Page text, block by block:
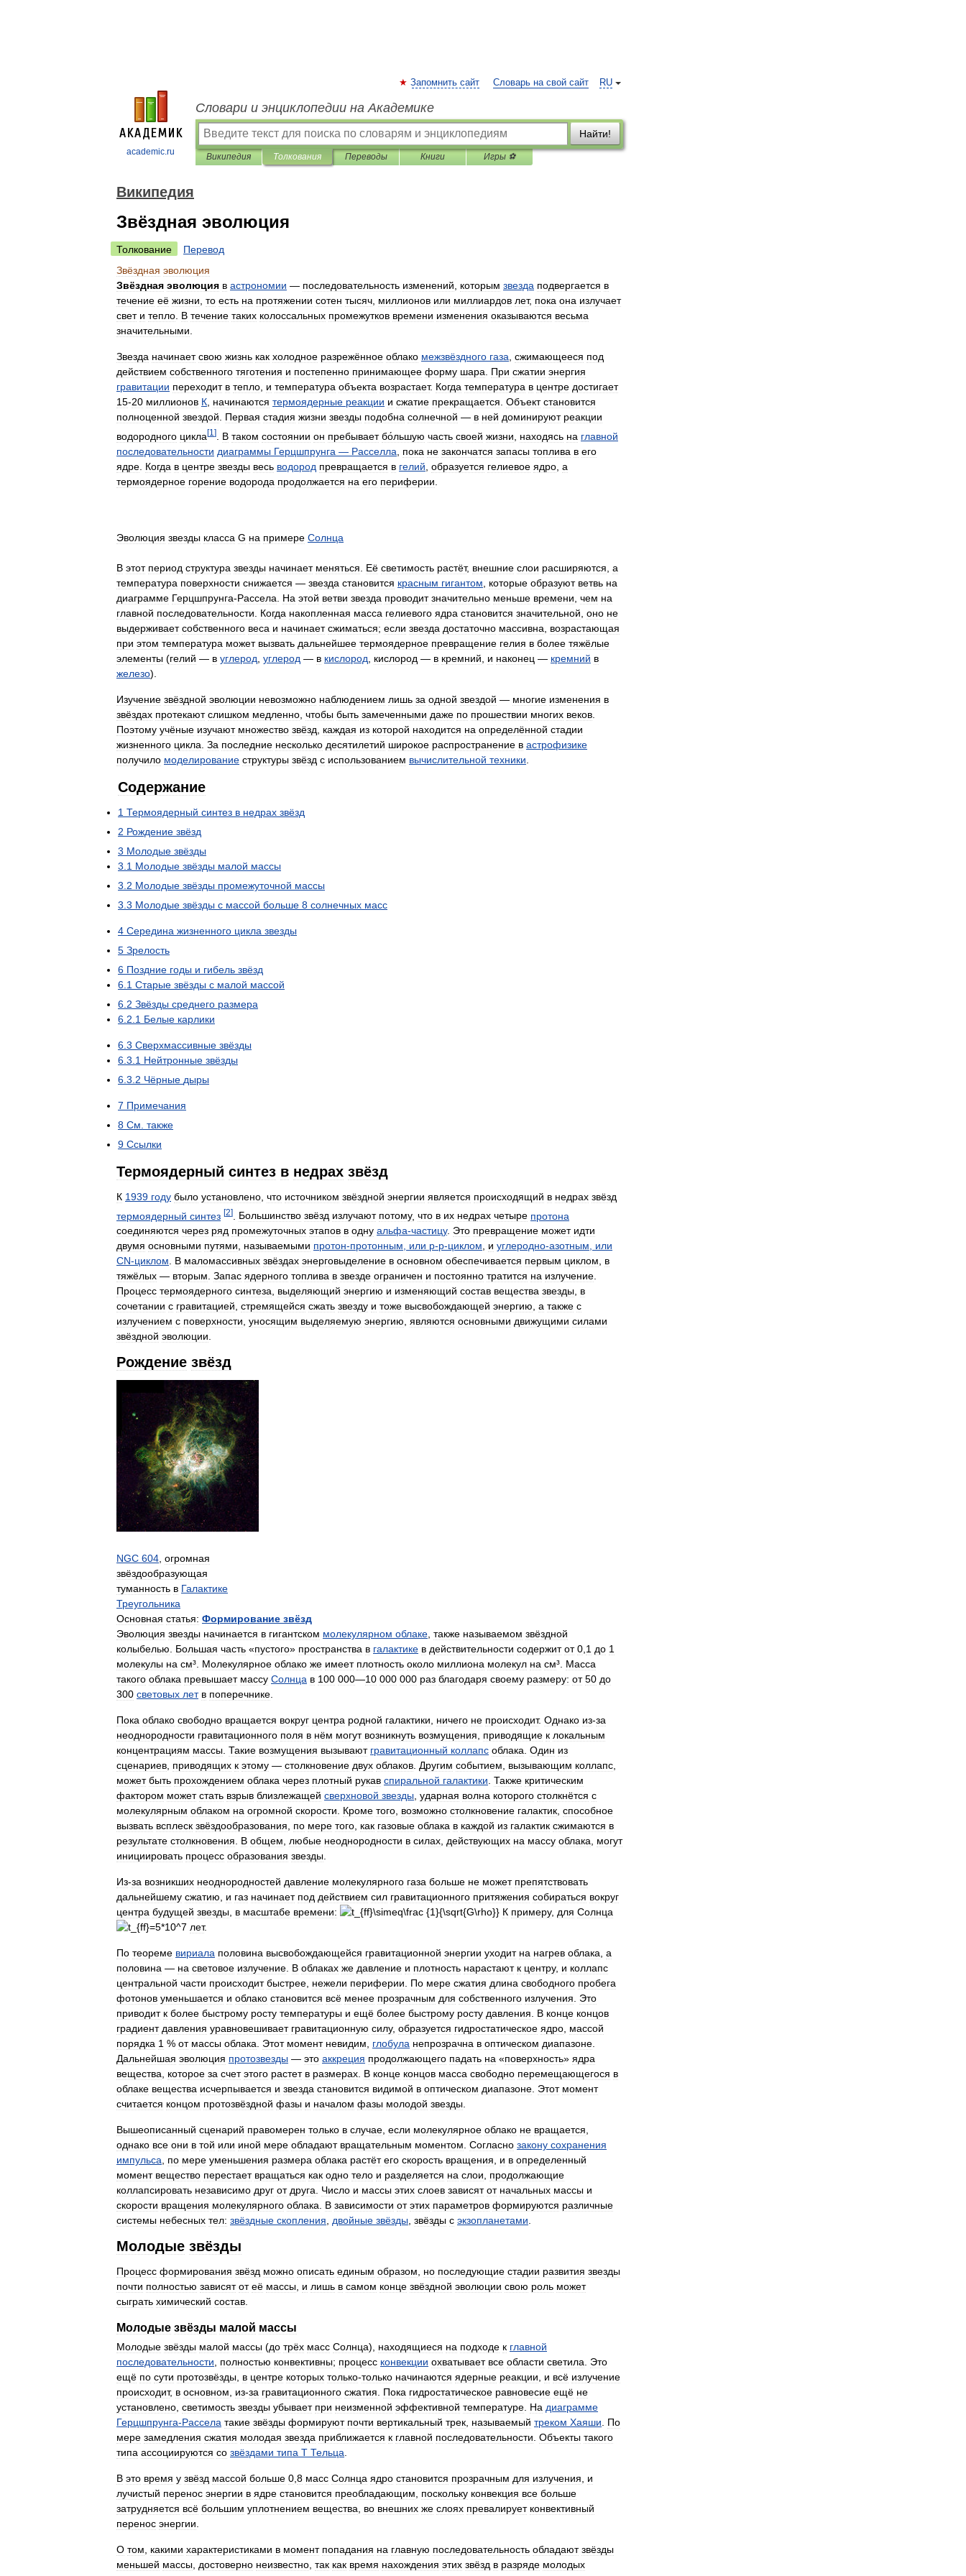
academic.ru
RU
Запомнить сайт Словарь на свой сайт
Словари и энциклопедии на Академике
Найти!
Википедия Толкования Переводы Книги Игры ⚽
Википедия
Звёздная эволюция
Толкование
Перевод
Звёздная эволюция
Звёздная эволюция в астрономии — последовательность изменений которым звезда подвергается в
течение её жизни то есть на протяжении сотен тысяч миллионов или миллиардов лет, пока она излучает
свет и тепло В течение таких колоссальных промежутков времени изменения оказываются весьма
значительными
Звезда начинает свою жизнь как холодное разрежённое облако межзвёздного газа сжимающееся под
действием собственного тяготения и постепенно принимающее форму шара При сжатии энергия
гравитации переходит в тепло и температура объекта возрастает. Когда температура в центре достигает
15-20 миллионов К начинаются термоядерные реакции и сжатие прекращается Объект становится
полноценной звездой Первая стадия жизни звезды подобна солнечной — в ней доминируют реакции
водородного цикла[1 ] В таком состоянии он пребывает бо́льшую часть своей жизни находясь на главной
последовательности диаграммы Герцшпрунга — Расселла пока не закончатся запасы топлива в его
ядре Когда в центре звезды весь водород превращается в гелий образуется гелиевое ядро а
термоядерное горение водорода продолжается на его периферии
Эволюция звезды класса G на примере Солнца
В этот период структура звезды начинает меняться Её светимость растёт, внешние слои расширяются а
температура поверхности снижается — звезда становится красным гигантом которые образуют ветвь на
диаграмме Герцшпрунга-Рассела На этой ветви звезда проводит значительно меньше времени чем на
главной последовательности Когда накопленная масса гелиевого ядра становится значительной оно не
выдерживает собственного веса и начинает сжиматься; если звезда достаточно массивна
возрастающая
при этом температура может вызвать дальнейшее термоядерное превращение гелия в более тяжёлые
элементы (гелий — в углерод углерод — в кислород кислород — в кремний и наконец — кремний в
железо).
Изучение звёздной эволюции невозможно наблюдением лишь за одной звездой — многие изменения в
звёздах протекают слишком медленно чтобы быть замеченными даже по прошествии многих веков
Поэтому учёные изучают множество звёзд каждая из которой находится на определённой стадии
жизненного цикла За последние несколько десятилетий широкое распространение в астрофизике
получило моделирование структуры звёзд с использованием вычислительной техники
Содержание
1 Термоядерный синтез в недрах звёзд
2 Рождение звёзд
3 Молодые звёзды
3 1 Молодые звёзды малой массы
3 2 Молодые звёзды промежуточной массы
3 3 Молодые звёзды с массой больше 8 солнечных масс
4 Середина жизненного цикла звезды
5 Зрелость
6 Поздние годы и гибель звёзд
6 1 Старые звёзды с малой массой
6 2 Звёзды среднего размера
6 2 1 Белые карлики
6 3 Сверхмассивные звёзды
6 3 1 Нейтронные звёзды
6 3 2 Чёрные дыры
7 Примечания
8 См также
9 Ссылки
Термоядерный синтез в недрах звёзд
К 1939 году было установлено что источником звёздной энергии является происходящий в недрах звёзд
термоядерный синтез [2] Большинство звёзд излучают потому, что в их недрах четыре протона
соединяются через ряд промежуточных этапов в одну альфа-частицу. Это превращение может идти
двумя основными путями, называемыми протон-протонным, или p-p-циклом, и углеродно-азотным, или
CN-циклом. В маломассивных звёздах энерговыделение в основном обеспечивается первым циклом, в
тяжёлых — вторым. Запас ядерного топлива в звезде ограничен и постоянно тратится на излучение.
Процесс термоядерного синтеза, выделяющий энергию и изменяющий состав вещества звезды, в
сочетании с гравитацией, стремящейся сжать звезду и тоже высвобождающей энергию, а также с
излучением с поверхности, уносящим выделяемую энергию, являются основными движущими силами
звёздной эволюции.
Рождение звёзд
NGC 604 огромная
звёздообразующая
туманность в Галактике
Треугольника
Основная статья: Формирование звёзд
Эволюция звезды начинается в гигантском молекулярном облаке также называемом звёздной
колыбелью
Большая часть «пустого» пространства в галактике в действительности содержит от 0 1 до 1
молекулы на см³. Молекулярное облако же имеет плотность около миллиона молекул на см³. Масса
такого облака превышает массу Солнца в 100 000—10 000 000 раз благодаря своему размеру: от 50 до
300 световых лет в поперечнике
Пока облако свободно вращается вокруг центра родной галактики ничего не происходит. Однако из-за
неоднородности гравитационного поля в нём могут возникнуть возмущения приводящие к локальным
концентрациям массы Такие возмущения вызывают гравитационный коллапс облака Один из
сценариев приводящих к этому — столкновение двух облаков Другим событием вызывающим коллапс
может быть прохождением облака через плотный рукав спиральной галактики Также критическим
фактором может стать взрыв близлежащей сверхновой звезды ударная волна которого столкнётся с
молекулярным облаком на огромной скорости Кроме того возможно столкновение галактик способное
вызвать всплеск звёздообразования по мере того как газовые облака в каждой из галактик сжимаются в
результате столкновения В общем любые неоднородности в силах действующих на массу облака
могут
инициировать процесс образования звезды
Из-за возникших неоднородностей давление молекулярного газа больше не может препятствовать
дальнейшему сжатию и газ начинает под действием сил гравитационного притяжения собираться вокруг
центра будущей звезды в масштабе времени: К примеру, для Солнца
лет.
По теореме вириала половина высвобождающейся гравитационной энергии уходит на нагрев облака а
половина — на световое излучение В облаках же давление и плотность нарастают к центру, и коллапс
центральной части происходит быстрее нежели периферии По мере сжатия длина свободного пробега
фотонов уменьшается и облако становится всё менее прозрачным для собственного излучения
Это
приводит к более быстрому росту температуры и ещё более быстрому росту давления В конце концов
градиент давления уравновешивает гравитационную силу, образуется гидростатическое ядро массой
порядка 1 % от массы облака Этот момент невидим глобула непрозрачна в оптическом диапазоне
Дальнейшая эволюция протозвезды — это аккреция продолжающего падать на «поверхность» ядра
вещества
которое за счет этого растет в размерах В конце концов масса свободно перемещающегося в
облаке вещества исчерпывается и звезда становится видимой в оптическом диапазоне Этот момент
считается концом протозвёздной фазы и началом фазы молодой звезды
Вышеописанный сценарий правомерен только в случае если молекулярное облако не вращается
однако все они в той или иной мере обладают вращательным моментом Согласно закону сохранения
импульса
по мере уменьшения размера облака растёт его скорость вращения и в определенный
момент вещество перестает вращаться как одно тело и разделяется на слои
продолжающие
коллапсировать независимо друг от друга Число и массы этих слоев зависят от начальных массы и
скорости вращения молекулярного облака В зависимости от этих параметров формируются различные
системы небесных тел: звёздные скопления двойные звёзды звёзды с экзопланетами
Молодые звёзды
Процесс формирования звёзд можно описать единым образом но последующие стадии развития звезды
почти полностью зависят от её массы и лишь в самом конце звёздной эволюции свою роль может
сыграть химический состав
Молодые звёзды малой массы
Молодые звёзды малой массы (до трёх масс Солнца), находящиеся на подходе к главной
последовательности
полностью конвективны; процесс конвекции охватывает все области светила
Это
ещё по сути протозвёзды в центре которых только-только начинаются ядерные реакции и всё излучение
происходит, в основном из-за гравитационного сжатия Пока гидростатическое равновесие ещё не
установлено светимость звезды убывает при неизменной эффективной температуре На диаграмме
Герцшпрунга-Рассела такие звёзды формируют почти вертикальный трек называемый треком Хаяши
По
мере замедления сжатия молодая звезда приближается к главной последовательности Объекты такого
типа ассоциируются со звёздами типа T Тельца
В это время у звёзд массой больше 0 8 масс Солнца ядро становится прозрачным для излучения
и
лучистый перенос энергии в ядре становится преобладающим поскольку конвекция все больше
затрудняется всё большим уплотнением вещества во внешних же слоях превалирует конвективный
перенос энергии
О том какими характеристиками в момент попадания на главную последовательность обладают звёзды
меньшей массы достоверно неизвестно так как время нахождения этих звёзд в разряде молодых